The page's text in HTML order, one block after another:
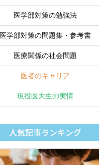
医学部対策の勉強法
医学部対策の問題集・参考書
医療関係の社会問題
医者のキャリア
現役医大生の実情
人気記事ランキング